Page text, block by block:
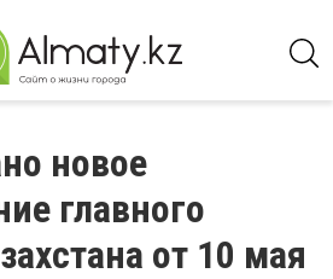
новое
главного
от 10 мая